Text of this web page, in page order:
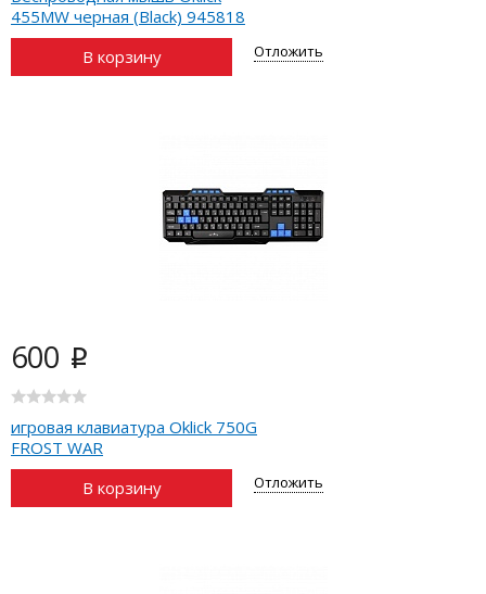
455MW черная (Black) 945818
В корзину
Отложить
600 i
игровая клавиатура Oklick 750G
FROST WAR
В корзину
Отложить